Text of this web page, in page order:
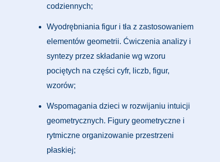
codziennych;
Wyodrębniania figur i tła z zastosowaniem
elementów geometrii. Ćwiczenia analizy i
syntezy przez składanie wg wzoru
pociętych na części cyfr, liczb, figur,
wzorów;
Wspomagania dzieci w rozwijaniu intuicji
geometrycznych. Figury geometryczne i
rytmiczne organizowanie przestrzeni
płaskiej;